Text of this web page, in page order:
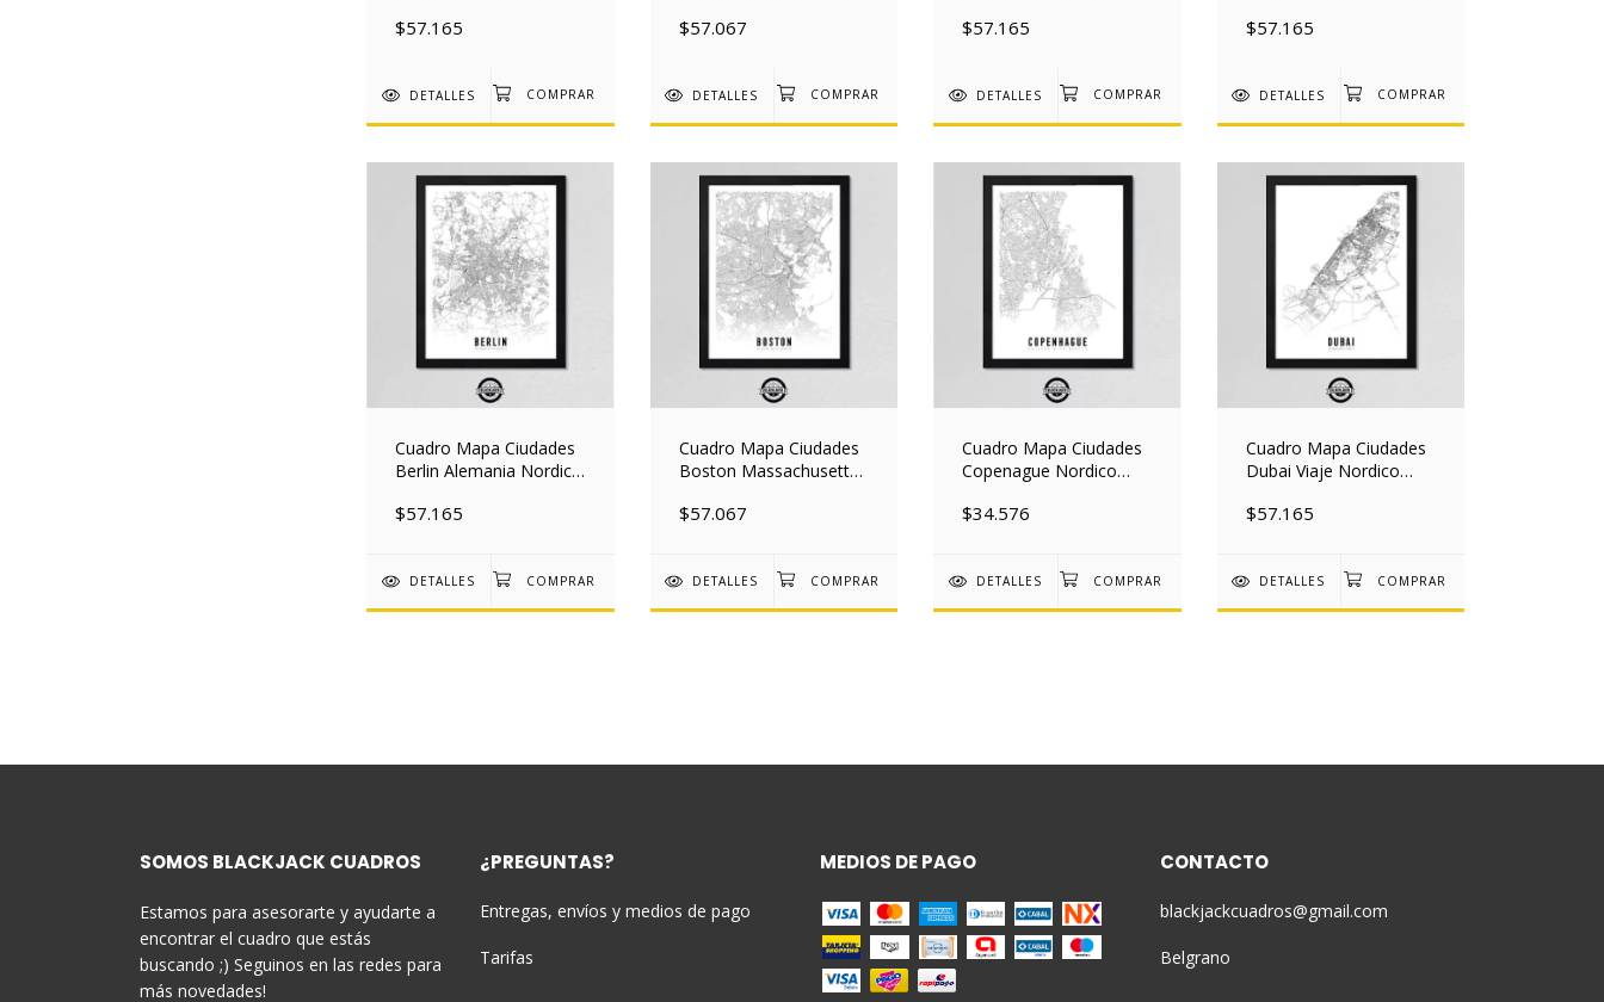
$57.165
DETALLES
$57.067
DETALLES
Mad
$57.165
DETALLES
$57.165
DETALLES
Cuadro Mapa Ciudades
Berlin Alemania Nordico
$57.165
DETALLES
Cuadro Mapa Ciudades
Boston Massachusetts
$57.067
DETALLES
Cuadro Mapa Ciudades
Copenague Nordico
$34.576
DETALLES
Cuadro Mapa Ciudades
Dubai Viaje Nordico
$57.165
DETALLES
SOMOS BLACKJACK CUADROS
Estamos para asesorarte y ayudarte a
encontrar el cuadro que estás
buscando ;) Seguinos en las redes para
más novedades!
¿PREGUNTAS?
Entregas, envíos y medios de pago
Tarifas
MEDIOS DE PAGO CONTACTO
blackjackcuadros@gmail.com
Belgrano